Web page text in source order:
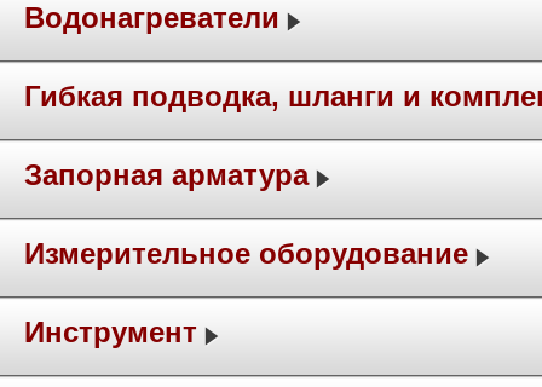
Водонагреватели
Гибкая подводка, шланги и
Запорная арматура
Измерительное оборудование
Инструмент